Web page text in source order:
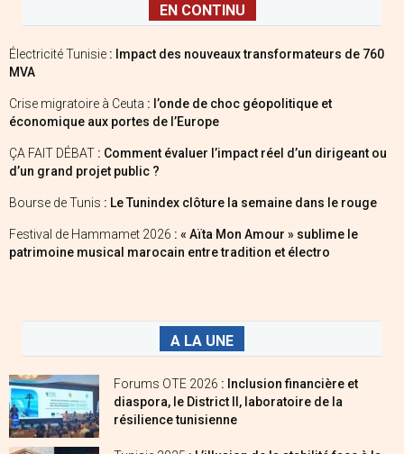
EN CONTINU
Électricité Tunisie : Impact des nouveaux transformateurs de 760
MVA
Crise migratoire à Ceuta : l’onde de choc géopolitique et
économique aux portes de l’Europe
ÇA FAIT DÉBAT : Comment évaluer l’impact réel d’un dirigeant ou
d’un grand projet public ?
Bourse de Tunis : Le Tunindex clôture la semaine dans le rouge
Festival de Hammamet 2026 : « Aïta Mon Amour » sublime le
patrimoine musical marocain entre tradition et électro
A LA UNE
Forums OTE 2026 : Inclusion financière et
diaspora, le District II, laboratoire de la
résilience tunisienne